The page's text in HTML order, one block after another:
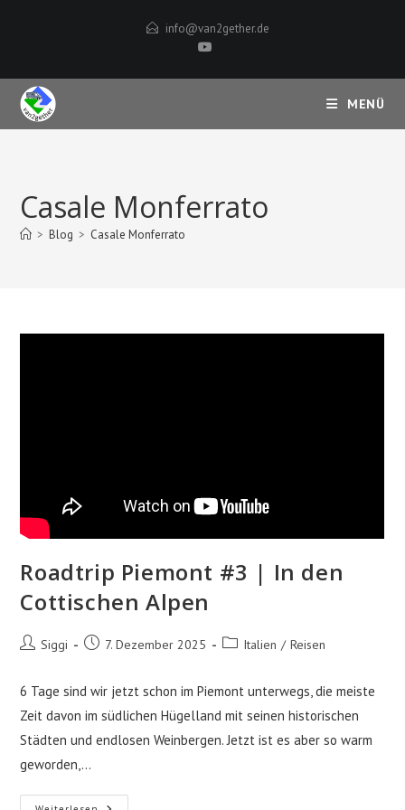
info@van2gether.de
MENÜ
Casale Monferrato
> Blog > Casale Monferrato
Roadtrip Piemont #3 | In den
Cottischen Alpen
Beitrags-
Siggi
Beitrag7. Dezember 2025
Beitrags-
Italien / Reisen
6 Tage sind wir jetzt schon im Piemont unterwegs, die meiste
Zeit davon im südlichen Hügelland mit seinen historischen
Städten und endlosen Weinbergen. Jetzt ist es aber so warm
geworden,…